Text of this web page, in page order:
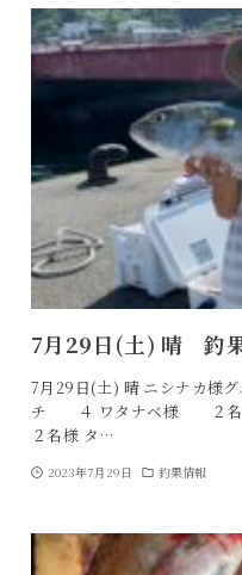
7月29日(土) 晴 釣
7月29日(土) 晴 ニシナカ
チ ４ ワタナベ様 ２
２名様 タ…
2023年7月29日 釣果情報